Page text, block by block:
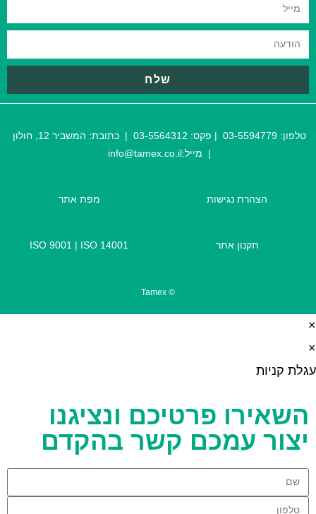
שלח
טלפון: 03-5594779 | פקס: 03-5564312 | כתובת: המשביר 12, חולון
| מייל:
info@tamex.co.il
הצהרת נגישות מפת אתר
תקנון אתר ISO 9001 | ISO 14001
© Tamex
×
×
עגלת קניות
השאירו פרטיכם ונציגנו
יצור עמכם קשר בהקדם